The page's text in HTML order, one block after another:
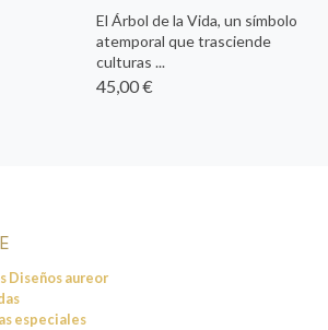
El Árbol de la Vida, un símbolo
atemporal que trasciende
culturas ...
45,00 €
Diseños aureor
especiales